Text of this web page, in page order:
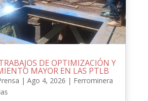
DE OPTIMIZACIÓN Y
MAYOR EN LAS PTLB
| Ago 4, 2026 | Ferrominera